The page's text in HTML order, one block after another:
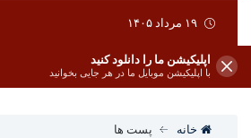
۱۹ مرداد ۱۴۰۵
اپلیکیشن ما را دانلود کنید
با اپلیکیشن موبایل ما در هر جایی بخوانید
خانه پست ها